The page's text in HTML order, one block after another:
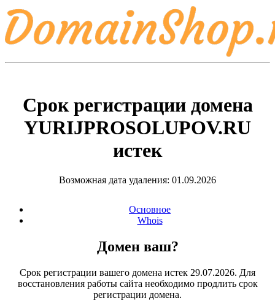
Срок регистрации домена
YURIJPROSOLUPOV.RU
истек
Возможная дата удаления: 01.09.2026
Основное
Whois
Домен ваш?
Срок регистрации вашего домена истек 29.07.2026. Для
восстановления работы сайта необходимо продлить срок
регистрации домена.